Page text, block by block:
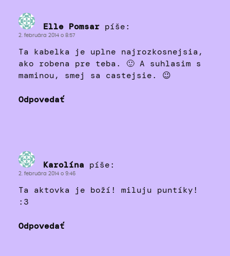
Elle Pomsar píše:
2. februára 2014 o 8:57
Ta kabelka je uplne najrozkosnejsia,
ako robena pre teba. 🙂 A suhlasim s
maminou, smej sa castejsie. 😉
Odpovedať
Karolína píše:
2. februára 2014 o 9:46
Ta aktovka je boží! miluju puntíky!
:3
Odpovedať